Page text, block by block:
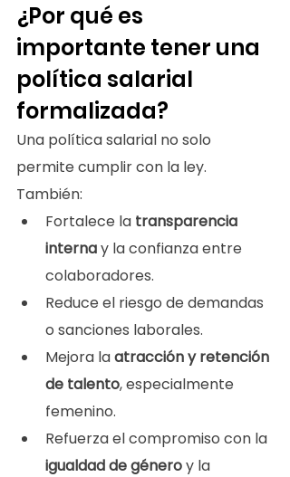
¿Por qué es
importante tener una
política salarial
formalizada?
Una política salarial no solo
permite cumplir con la ley.
También:
Fortalece la transparencia
interna y la confianza entre
colaboradores.
Reduce el riesgo de demandas
o sanciones laborales.
Mejora la atracción y retención
de talento, especialmente
femenino.
Refuerza el compromiso con la
igualdad de género y la